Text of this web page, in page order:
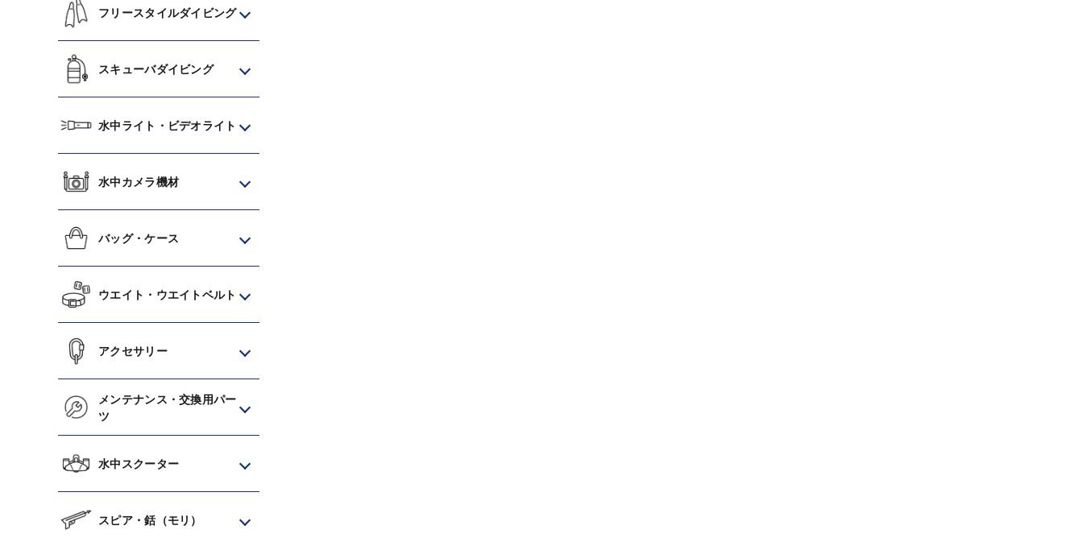
フリースタイルダイビング
スキューバダイビング
水中ライト・ビデオライト
水中カメラ機材
バッグ・ケース
ウエイト・ウエイトベルト
アクセサリー
メンテナンス・交換用パー
ツ
水中スクーター
スピア・銛（モリ）